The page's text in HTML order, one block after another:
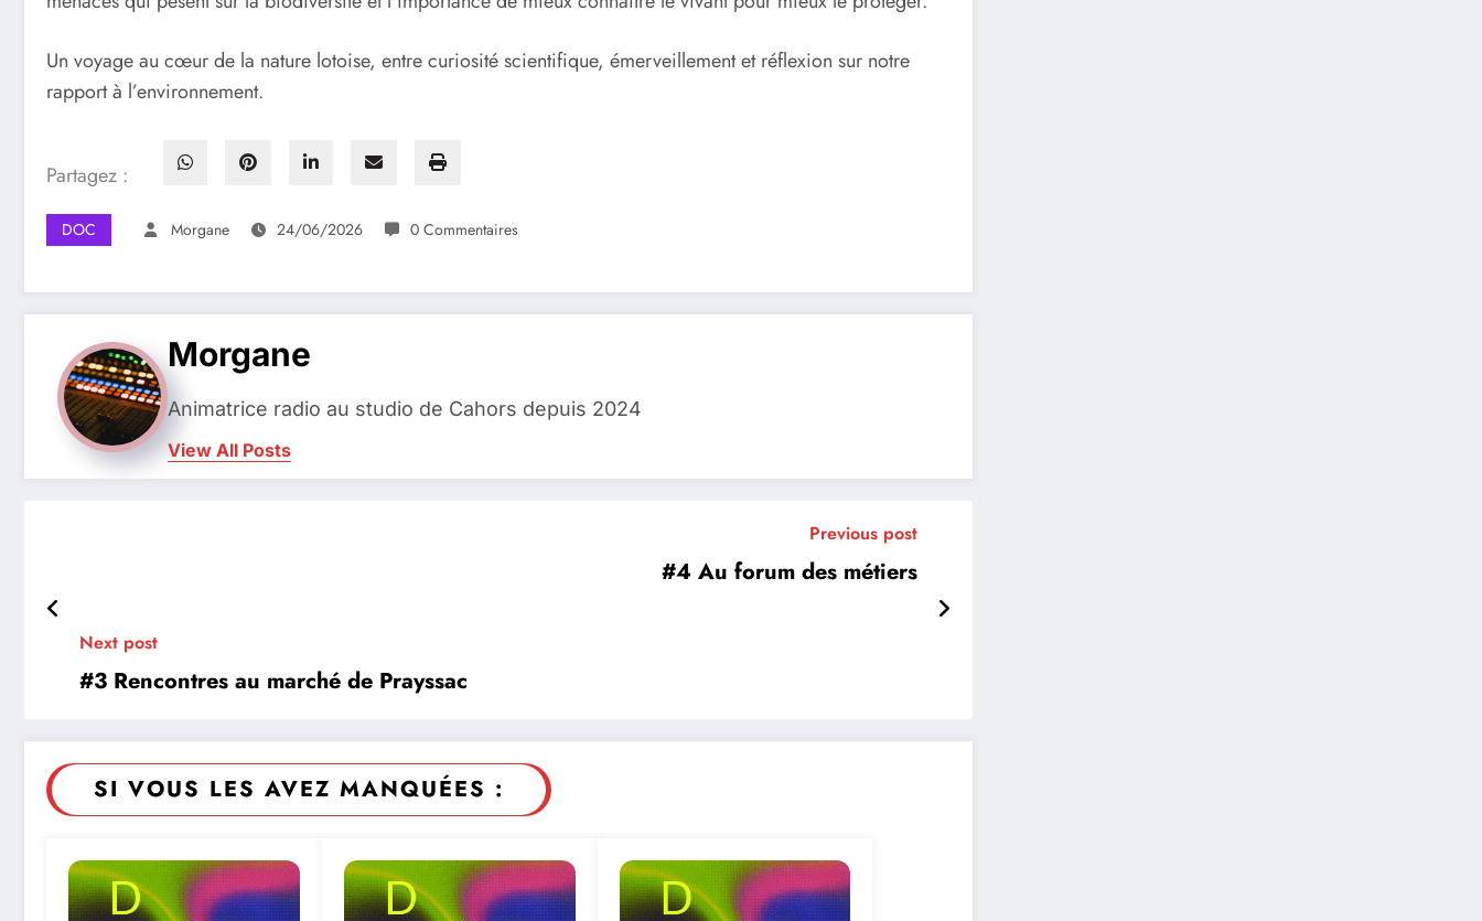
Un voyage au cœur de la nature lotoise, entre curiosité scientifique, émerveillement et réflexion sur notre
rapport à l’environnement.
Partagez :
DOC Morgane 24/06/2026 0 Commentaires
Morgane
Animatrice radio au studio de Cahors depuis 2024
View All Posts
Previous post
#4 Au forum des métiers
Next post
#3 Rencontres au marché de Prayssac
SI VOUS LES AVEZ MANQUÉES :